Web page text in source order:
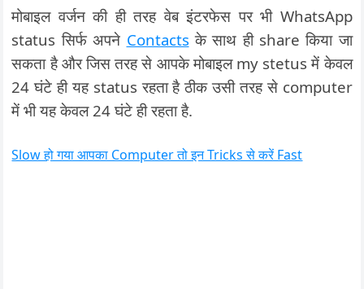
मोबाइल वर्जन की ही तरह वेब इंटरफेस पर भी WhatsApp
status सिर्फ अपने Contacts के साथ ही share किया जा
सकता है और जिस तरह से आपके मोबाइल my stetus में केवल
24 घंटे ही यह status रहता है ठीक उसी तरह से computer
में भी यह केवल 24 घंटे ही रहता है.
Slow हो गया आपका Computer तो इन Tricks से करें Fast